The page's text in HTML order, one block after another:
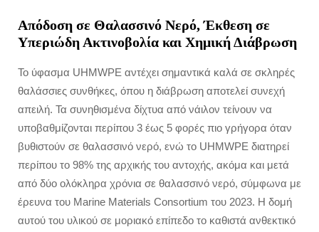
Απόδοση σε Θαλασσινό Νερό, Έκθεση σε
Υπεριώδη Ακτινοβολία και Χημική Διάβρωση
Το ύφασμα UHMWPE αντέχει σημαντικά καλά σε σκληρές
θαλάσσιες συνθήκες, όπου η διάβρωση αποτελεί συνεχή
απειλή. Τα συνηθισμένα δίχτυα από νάιλον τείνουν να
υποβαθμίζονται περίπου 3 έως 5 φορές πιο γρήγορα όταν
βυθιστούν σε θαλασσινό νερό, ενώ το UHMWPE διατηρεί
περίπου το 98% της αρχικής του αντοχής, ακόμα και μετά
από δύο ολόκληρα χρόνια σε θαλασσινό νερό, σύμφωνα με
έρευνα του Marine Materials Consortium του 2023. Η δομή
αυτού του υλικού σε μοριακό επίπεδο το καθιστά ανθεκτικό